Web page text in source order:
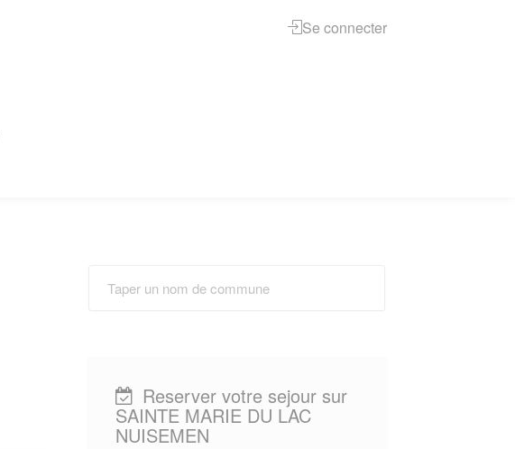
Se connecter
Reserver votre sejour sur
SAINTE MARIE DU LAC
NUISEMEN